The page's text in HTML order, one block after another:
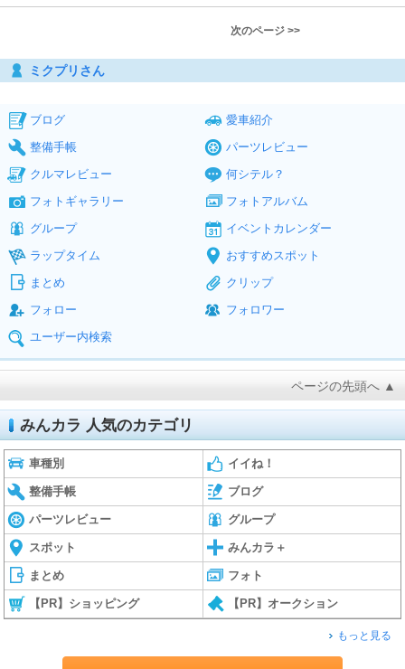
次のページ >>
ミクプリさん
ブログ
愛車紹介
整備手帳
パーツレビュー
クルマレビュー
何シテル？
フォトギャラリー
フォトアルバム
グループ
イベントカレンダー
ラップタイム
おすすめスポット
まとめ
クリップ
フォロー
フォロワー
ユーザー内検索
ページの先頭へ ▲
みんカラ 人気のカテゴリ
車種別 イイね！
整備手帳 ブログ
パーツレビュー グループ
スポット みんカラ＋
まとめ フォト
【PR】ショッピング 【PR】オークション
もっと見る